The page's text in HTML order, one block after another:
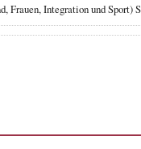
Frauen, Integration und Sport)